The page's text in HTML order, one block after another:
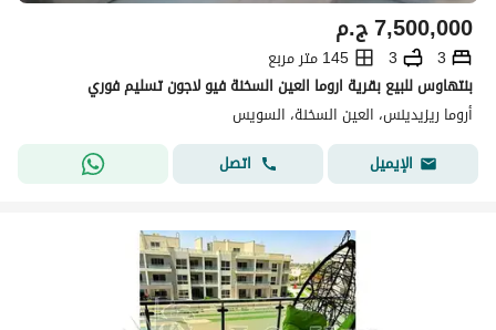
ج.م7,500,000
3
3
145 متر مربع
بنتهاوس للبيع بقرية اروما العين السخنة فيو لاجون تسليم فوري
أروما ريزيدينس، العين السخنة، السويس
الإيميل
اتصل